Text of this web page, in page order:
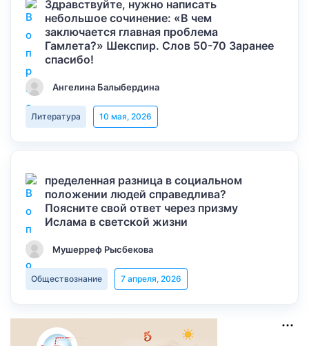
Здравствуйте, нужно написать
небольшое сочинение: «В чем
заключается главная проблема
Гамлета?» Шекспир. Слов 50-70 Заранее
спасибо!
Ангелина Балыбердина
Литература 10 мая, 2026
пределенная разница в социальном
положении людей справедлива?
Поясните свой ответ через призму
Ислама в светской жизни
Мушерреф Рысбекова
Обществознание 7 апреля, 2026